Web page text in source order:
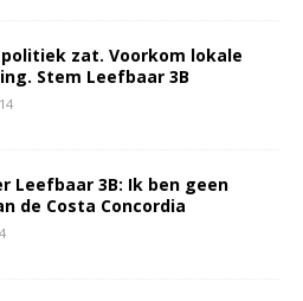
zat. Voorkom lokale
Stem Leefbaar 3B
Leefbaar 3B: Ik ben geen
de Costa Concordia